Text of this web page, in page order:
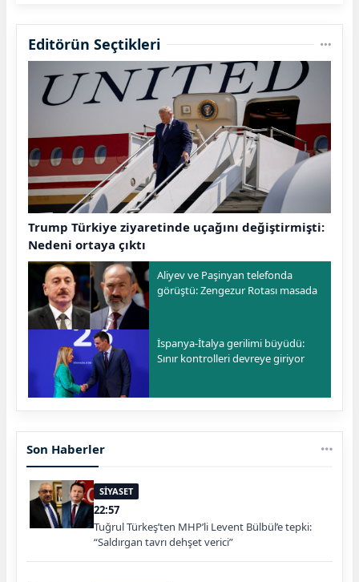
Editörün Seçtikleri
Trump Türkiye ziyaretinde uçağını değiştirmişti:
Nedeni ortaya çıktı
Aliyev ve Paşinyan telefonda
görüştü: Zengezur Rotası masada
İspanya-İtalya gerilimi büyüdü:
Sınır kontrolleri devreye giriyor
Son Haberler
SİYASET
22:57
Tuğrul Türkeş’ten MHP’li Levent Bülbül’e tepki:
“Saldırgan tavrı dehşet verici”